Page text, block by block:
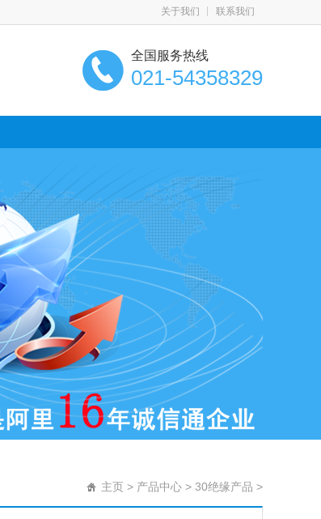
关于我们 联系我们
全国服务热线
021-54358329
主页 > 产品中心 > 30绝缘产品 >